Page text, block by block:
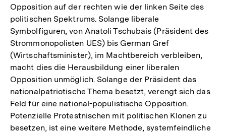
Opposition auf der rechten wie der linken Seite des
politischen Spektrums. Solange liberale
Symbolfiguren, von Anatoli Tschubais (Präsident des
Strommonopolisten UES) bis German Gref
(Wirtschaftsminister), im Machtbereich verbleiben,
macht dies die Herausbildung einer liberalen
Opposition unmöglich. Solange der Präsident das
nationalpatriotische Thema besetzt, verengt sich das
Feld für eine national-populistische Opposition.
Potenzielle Protestnischen mit politischen Klonen zu
besetzen, ist eine weitere Methode, systemfeindliche